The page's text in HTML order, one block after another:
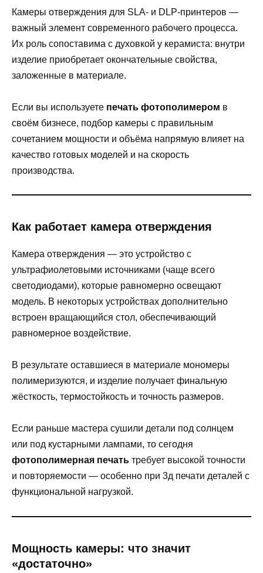
Камеры отверждения для SLA- и DLP-принтеров —
важный элемент современного рабочего процесса.
Их роль сопоставима с духовкой у керамиста: внутри
изделие приобретает окончательные свойства,
заложенные в материале.
Если вы используете печать фотополимером в
своём бизнесе, подбор камеры с правильным
сочетанием мощности и объёма напрямую влияет на
качество готовых моделей и на скорость
производства.
Как работает камера отверждения
Камера отверждения — это устройство с
ультрафиолетовыми источниками (чаще всего
светодиодами), которые равномерно освещают
модель. В некоторых устройствах дополнительно
встроен вращающийся стол, обеспечивающий
равномерное воздействие.
В результате оставшиеся в материале мономеры
полимеризуются, и изделие получает финальную
жёсткость, термостойкость и точность размеров.
Если раньше мастера сушили детали под солнцем
или под кустарными лампами, то сегодня
фотополимерная печать требует высокой точности
и повторяемости — особенно при 3д печати деталей с
функциональной нагрузкой.
Мощность камеры: что значит
«достаточно»